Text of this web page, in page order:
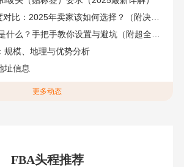
：2025年卖家该如何选择？（附决策流程图）
么？手把手教你设置与避坑（附超全指南）
规模、地理与优势分析
址信息
更多动态
FBA头程推荐